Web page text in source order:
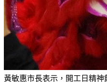
黃敏惠市長表示，開工日精